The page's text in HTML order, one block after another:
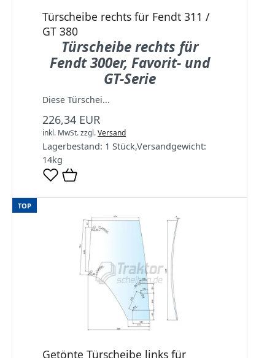
Türscheibe rechts für Fendt 311 /
GT 380
Türscheibe rechts für
Fendt 300er, Favorit- und
GT-Serie
Diese Türschei...
226,34 EUR
inkl. MwSt.zzgl.Versand
Lagerbestand: 1 Stück,Versandgewicht:
14kg
TOP
Getönte Türscheibe links für